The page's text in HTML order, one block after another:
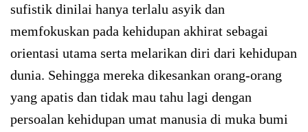
sufistik dinilai hanya terlalu asyik dan
memfokuskan pada kehidupan akhirat sebagai
orientasi utama serta melarikan diri dari kehidupan
dunia. Sehingga mereka dikesankan orang-orang
yang apatis dan tidak mau tahu lagi dengan
persoalan kehidupan umat manusia di muka bumi